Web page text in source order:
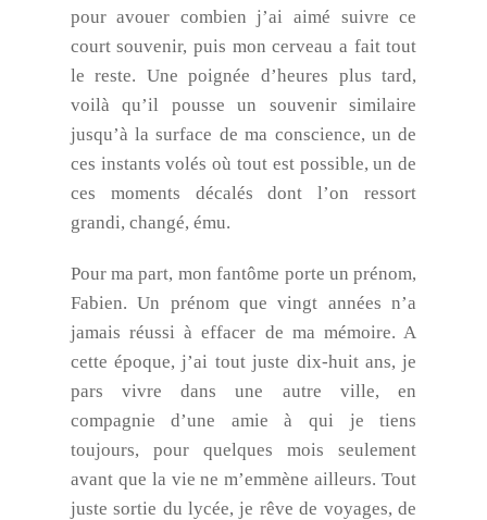
pour avouer combien j’ai aimé suivre ce
court souvenir, puis mon cerveau a fait tout
le reste. Une poignée d’heures plus tard,
voilà qu’il pousse un souvenir similaire
jusqu’à la surface de ma conscience, un de
ces instants volés où tout est possible, un de
ces moments décalés dont l’on ressort
grandi, changé, ému.
Pour ma part, mon fantôme porte un prénom,
Fabien. Un prénom que vingt années n’a
jamais réussi à effacer de ma mémoire. A
cette époque, j’ai tout juste dix-huit ans, je
pars vivre dans une autre ville, en
compagnie d’une amie à qui je tiens
toujours, pour quelques mois seulement
avant que la vie ne m’emmène ailleurs. Tout
juste sortie du lycée, je rêve de voyages, de